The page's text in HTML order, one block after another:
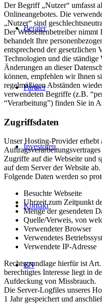
Berater
Partner
Investoren
Kontakt
EN
Der Begriff „Nutzer“ umfasst
Onlineangebotes. Die
„Nutzer“ sind
Der Webseitenbetreiber nimmt
behandelt Ihre
entsprechend der gesetzlichen
Technologien und die
Änderungen an dieser
können, empfehlen wir Ihnen
regelmäßigen Abständen
verwendeten Begriffe (z.B.
“Verarbeitung”) finden Sie in
Zugriffsdaten
Unser Hosting-Provider erhebt
Zugriffe auf die Webseite und
auf dem Server der Website ab.
Folgende Daten werden so
Besuchte Webseite
Uhrzeit zum Zeitpunkt
Menge der gesendeten
Quelle/Verweis, von
Verwendeter Browser
Verwendetes
Verwendete IP-Adresse
Rechtsgrundlage hierfür ist
berechtigtes Interesse liegt in
Aufdeckung von Missbrauch.
Die Server-Logfiles unseres
1 Jahr gespeichert und